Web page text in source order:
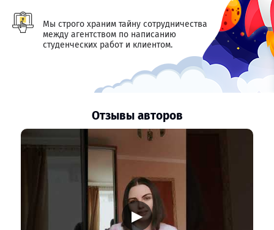
Мы строго храним тайну сотрудничества
между агентством по написанию
студенческих работ и клиентом.
Отзывы авторов
▶